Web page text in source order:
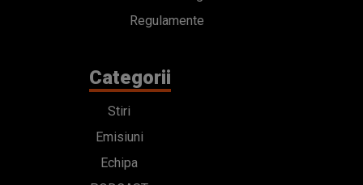
Regulamente
Categorii
Stiri
Emisiuni
Echipa